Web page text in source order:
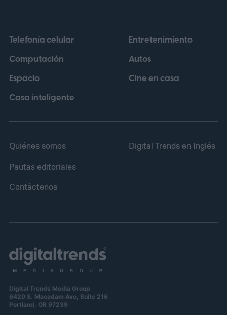
perspectiva, una película puede no cumplir
sus objetivos en taquilla y, aun así,
contribuir a otras áreas del conglomerado.
Telefonía celular
Computación
Espacio
Casa inteligente
Entretenimiento
Autos
Cine en casa
Quiénes somos
Pautas editoriales
Contáctenos
Digital Trends en Inglés
Digital Trends Media Group
6420 S. Macadam Ave, Suite 216
Portland, OR 97239